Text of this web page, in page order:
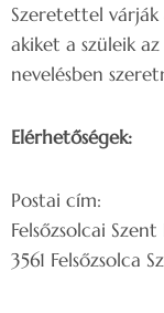
Szeretettel
akiket a szüleik
nevelésben
Elérhetőségek:
Postai cím:
Felsőzsolcai
3561 Felsőzsolca